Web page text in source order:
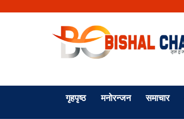
गृहपृष्ठ मनोरन्जन समाचार